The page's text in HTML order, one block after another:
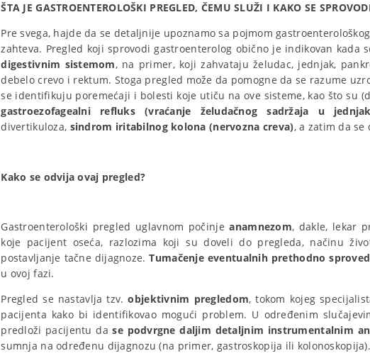
ŠTA JE GASTROENTEROLOŠKI PREGLED, ČEMU SLUŽI I KAKO SE
Pre svega, hajde da se detaljnije upoznamo sa pojmom
zahteva. Pregled koji sprovodi gastroenterolog obično je indikovan kada
digestivnim sistemom, na primer, koji zahvataju želudac, jednjak,
debelo crevo i rektum. Stoga pregled može da pomogne da se razume
se identifikuju poremećaji i bolesti koje utiču na ove sisteme, kao što su
gastroezofagealni refluks (vraćanje želudačnog sadržaja u
divertikuloza, sindrom iritabilnog kolona (nervozna creva), a zatim da
Kako se odvija ovaj pregled?
Gastroenterološki pregled uglavnom počinjeanamnezom, dakle, lekar
koje pacijent oseća, razlozima koji su doveli do pregleda, načinu
postavljanje tačne dijagnoze.Tumačenje eventualnih prethodno
u ovoj fazi.
Pregled se nastavlja tzv.objektivnim pregledom, tokom kojeg
pacijenta kako bi identifikovao mogući problem. U određenim
predloži pacijentu dase podvrgne daljim detaljnim instrumentalnim
sumnja na određenu dijagnozu (na primer, gastroskopija ili kolonoskopija).